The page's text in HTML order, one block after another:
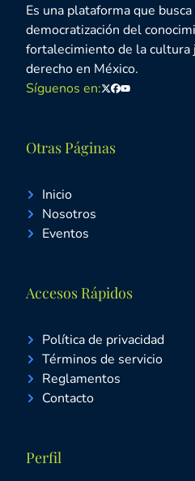
Es una plataforma que
democratización del
fortalecimiento de la cultura
derecho en México.
Síguenos en:Twitter
Facebook
Youtube
Otras Páginas
Inicio
Nosotros
Eventos
Accesos Rápidos
Política de privacidad
Términos de servicio
Reglamentos
Contacto
Perfil